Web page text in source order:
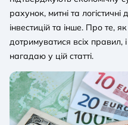
рахунок, митні та
інвестицій та інше. Про те,
дотримуватися всіх правил,
нагадаю у цій статті.